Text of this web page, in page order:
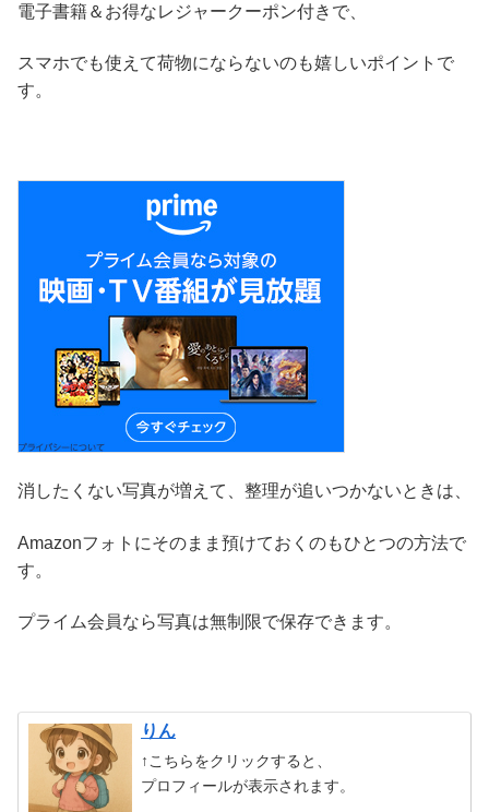
電子書籍＆お得なレジャークーポン付きで、
スマホでも使えて荷物にならないのも嬉しいポイントで
す。
消したくない写真が増えて、整理が追いつかないときは、
Amazonフォトにそのまま預けておくのもひとつの方法で
す。
プライム会員なら写真は無制限で保存できます。
りん
↑こちらをクリックすると、
プロフィールが表示されます。